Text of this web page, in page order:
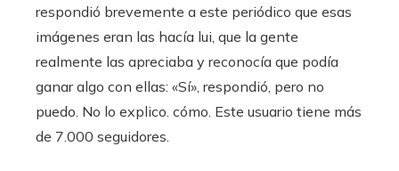
respondió brevemente a este periódico que esas
imágenes eran las hacía lui, que la gente
realmente las apreciaba y reconocía que podía
ganar algo con ellas: «Sí», respondió, pero no
puedo. No lo explico. cómo. Este usuario tiene más
de 7.000 seguidores.